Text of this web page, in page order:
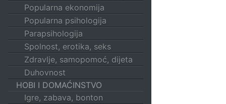
Popularna ekonomija
Popularna psihologija
Parapsihologija
Spolnost, erotika, seks
Zdravlje, samopomoć, dijeta
Duhovnost
HOBI I DOMAĆINSTVO
Igre, zabava, bonton